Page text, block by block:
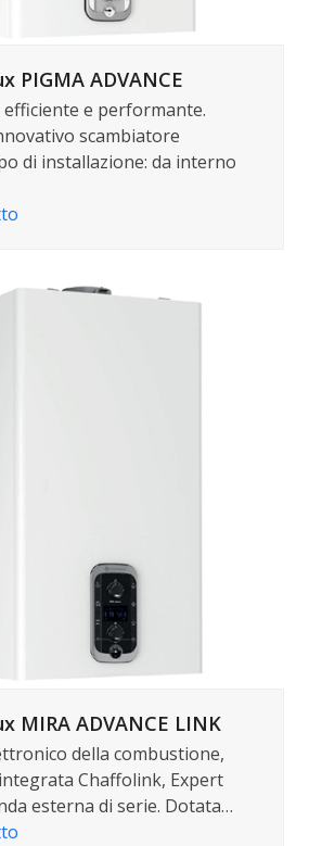
PIGMA ADVANCE
efficiente e performante.
scambiatore
di installazione: da interno
MIRA ADVANCE LINK
della combustione,
Chaffolink, Expert
esterna di serie. Dotata…